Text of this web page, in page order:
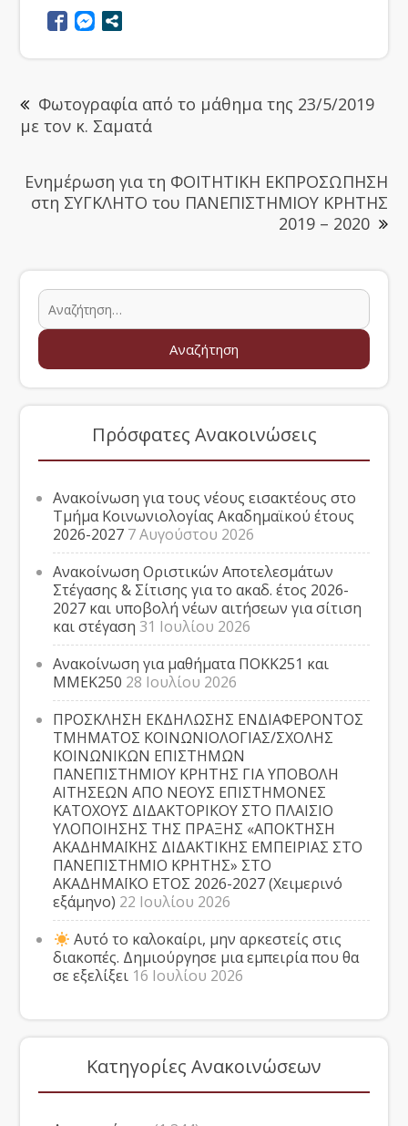
Φωτογραφία από το μάθημα της 23/5/2019
με τον κ. Σαματά
Ενημέρωση για τη ΦΟΙΤΗΤΙΚΗ ΕΚΠΡΟΣΩΠΗΣΗ
στη ΣΥΓΚΛΗΤΟ του ΠΑΝΕΠΙΣΤΗΜΙΟΥ ΚΡΗΤΗΣ
2019 – 2020
Πρόσφατες Ανακοινώσεις
Ανακοίνωση για τους νέους εισακτέους στο
Τμήμα Κοινωνιολογίας Ακαδημαϊκού έτους
2026-2027 7 Αυγούστου 2026
Ανακοίνωση Οριστικών Αποτελεσμάτων
Στέγασης & Σίτισης για το ακαδ. έτος 2026-
2027 και υποβολή νέων αιτήσεων για σίτιση
και στέγαση 31 Ιουλίου 2026
Ανακοίνωση για μαθήματα ΠΟΚΚ251 και
ΜΜΕΚ250 28 Ιουλίου 2026
ΠΡΟΣΚΛΗΣΗ ΕΚΔΗΛΩΣΗΣ ΕΝΔΙΑΦΕΡΟΝΤΟΣ
ΤΜΗΜΑΤΟΣ ΚΟΙΝΩΝΙΟΛΟΓΙΑΣ/ΣΧΟΛΗΣ
ΚΟΙΝΩΝΙΚΩΝ ΕΠΙΣΤΗΜΩΝ
ΠΑΝΕΠΙΣΤΗΜΙΟΥ ΚΡΗΤΗΣ ΓΙΑ ΥΠΟΒΟΛΗ
ΑΙΤΗΣΕΩΝ ΑΠΟ ΝΕΟΥΣ ΕΠΙΣΤΗΜΟΝΕΣ
ΚΑΤΟΧΟΥΣ ΔΙΔΑΚΤΟΡΙΚΟΥ ΣΤΟ ΠΛΑΙΣΙΟ
ΥΛΟΠΟΙΗΣΗΣ ΤΗΣ ΠΡΑΞΗΣ «ΑΠΟΚΤΗΣΗ
ΑΚΑΔΗΜΑΪΚΗΣ ΔΙΔΑΚΤΙΚΗΣ ΕΜΠΕΙΡΙΑΣ ΣΤΟ
ΠΑΝΕΠΙΣΤΗΜΙΟ ΚΡΗΤΗΣ» ΣΤΟ
ΑΚΑΔΗΜΑΪΚΟ ΕΤΟΣ 2026-2027 (Χειμερινό
εξάμηνο) 22 Ιουλίου 2026
Αυτό το καλοκαίρι, μην αρκεστείς στις
διακοπές. Δημιούργησε μια εμπειρία που θα
σε εξελίξει 16 Ιουλίου 2026
Κατηγορίες Ανακοινώσεων